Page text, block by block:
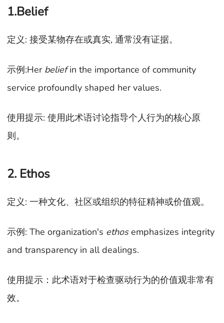
1.Belief
定义: 接受某物存在或真实, 通常没有证据。
示例:Her beliefin the importance of community
service profoundly shaped her values.
使用提示: 使用此术语讨论指导个人行为的核心原
则。
2. Ethos
定义: 一种文化、社区或组织的特征精神或价值观。
示例: The organization's ethosemphasizes integrity
and transparency in all dealings.
使用提示：此术语对于检查驱动行为的价值观非常有
效。